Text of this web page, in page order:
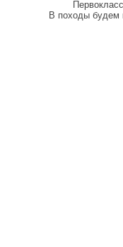
В походы будем